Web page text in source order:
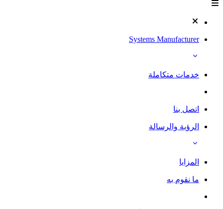
Systems Manufacturer
خدمات متكاملة
اتصل بنا
الرؤية والرسالة
المزايا
ما نقوم به